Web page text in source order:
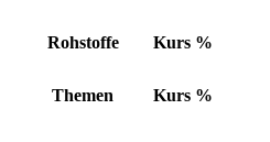
Rohstoffe Kurs %
Themen Kurs %